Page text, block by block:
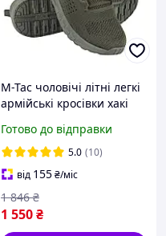
M-Tac чоловічі літні легкі
армійські кросівки хакі
Готово до відправки
5.0 (10)
від 155₴/міс
1 550₴
1 846 ₴